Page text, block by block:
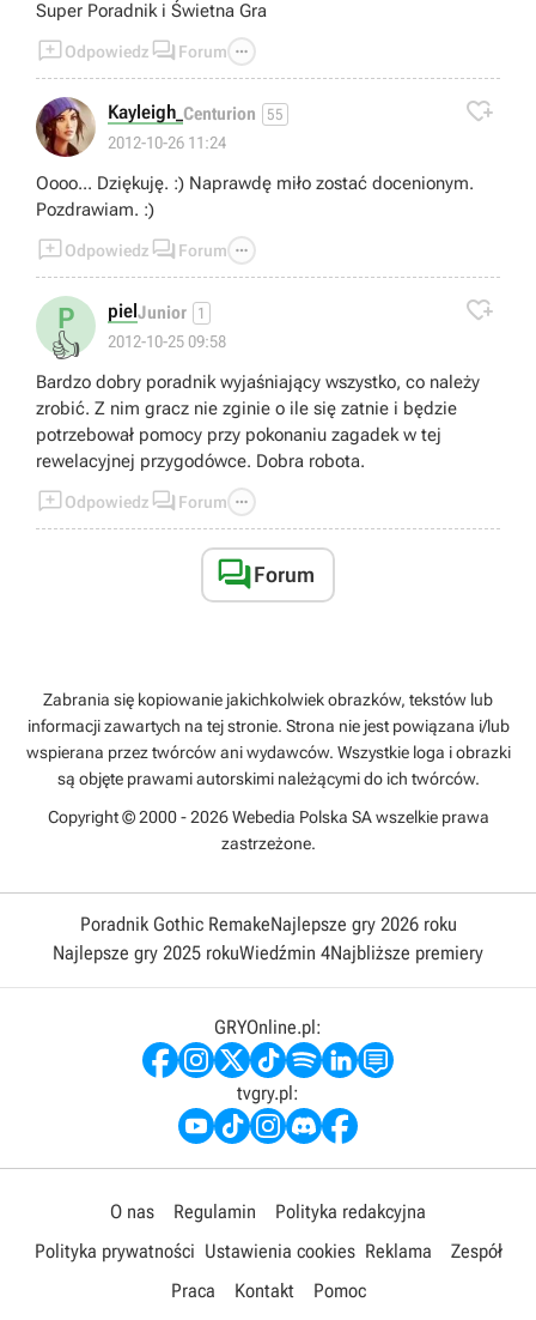
Super Poradnik i Świetna Gra
Odpowiedz  Forum 
Kayleigh_ Centurion 55
2012-10-26 11:24

Oooo... Dziękuję. :) Naprawdę miło zostać docenionym.
Pozdrawiam. :)
Odpowiedz  Forum 
P
👍
pielJunior 1
2012-10-25 09:58

Bardzo dobry poradnik wyjaśniający wszystko, co należy
zrobić. Z nim gracz nie zginie o ile się zatnie i będzie
potrzebował pomocy przy pokonaniu zagadek w tej
rewelacyjnej przygodówce. Dobra robota.
Odpowiedz  Forum 
Forum
Zabrania się kopiowanie jakichkolwiek obrazków, tekstów lub
informacji zawartych na tej stronie. Strona nie jest powiązana i/lub
wspierana przez twórców ani wydawców. Wszystkie loga i obrazki
są objęte prawami autorskimi należącymi do ich twórców.
Copyright © 2000 - 2026 Webedia Polska SA wszelkie prawa
zastrzeżone.
Poradnik Gothic RemakeNajlepsze gry 2026 roku
Najlepsze gry 2025 rokuWiedźmin 4Najbliższe premiery
GRYOnline.pl:
tvgry.pl:
O nas Regulamin
Polityka redakcyjna
Polityka prywatności Ustawienia cookies Reklama
Zespół
Praca
Kontakt Pomoc